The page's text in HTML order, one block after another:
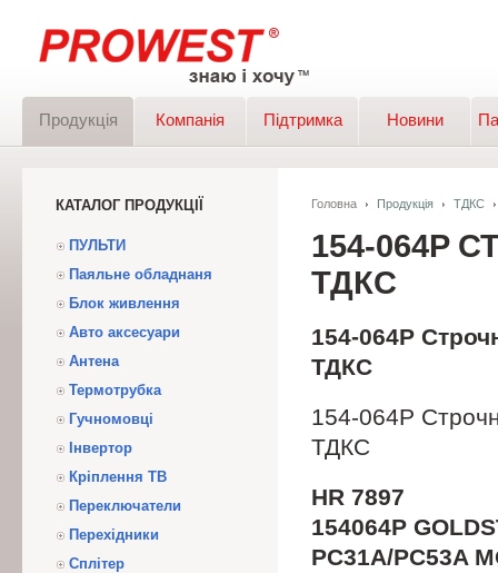
Продукція Компанія Підтримка Новини
КАТАЛОГ ПРОДУКЦІЇ
ПУЛЬТИ
Паяльне обладнаня
Блок живлення
Авто аксесуари
Антена
Термотрубка
Гучномовці
Інвертор
Кріплення ТВ
Переключатели
Перехідники
Сплітер
Головна Продукція ТДКС
154-064P
ТДКС
154-064P
ТДКС
154-064P
ТДКС
HR 7897
154064P
PC31A/PC53A